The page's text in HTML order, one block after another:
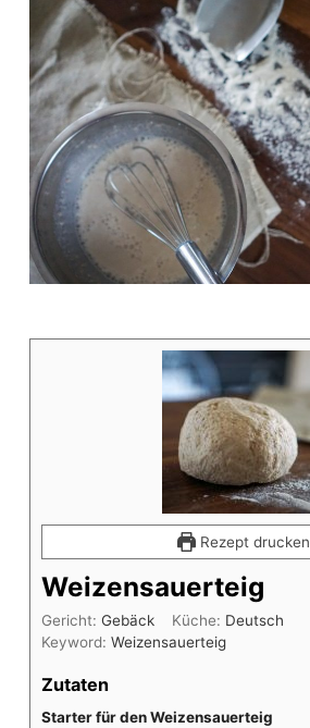
Rezept drucken
Weizensauerteig
Gericht: Gebäck Küche: Deutsch
Keyword: Weizensauerteig
Zutaten
Starter für den Weizensauerteig